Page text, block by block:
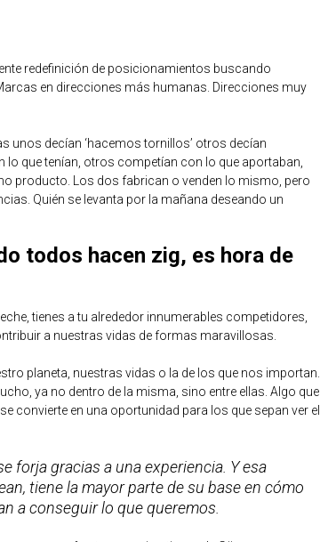
redefinición de posicionamientos buscando
en direcciones más humanas. Direcciones muy
unos decían ‘hacemos tornillos’ otros decían
que tenían, otros competían con lo que aportaban,
producto. Los dos fabrican o venden lo mismo, pero
Quién se levanta por la mañana deseando un
todos hacen zig, es hora de
tienes a tu alrededor innumerables competidores,
a nuestras vidas de formas maravillosas.
planeta, nuestras vidas o la de los que nos importan.
ya no dentro de la misma, sino entre ellas. Algo que
convierte en una oportunidad para los que sepan ver el
forja gracias a una experiencia. Y esa
tiene la mayor parte de su base en cómo
a conseguir lo que queremos.